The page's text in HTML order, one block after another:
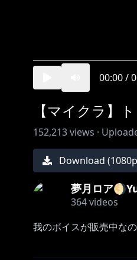
00:00/
【マイクラ】
152,213views ·
Download (1080p
夢月ロア
364videos
我のボイスが販売中な
🎑にじさんじマンスリ